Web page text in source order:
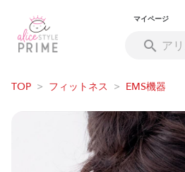
マイページ
TOP > フィットネス > EMS機器